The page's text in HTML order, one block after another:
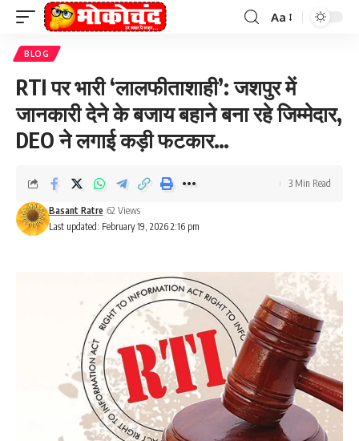
Font
Aa
BLOG
RTI पर भारी ‘लालफीताशाही’: जशपुर में
जानकारी देने के बजाय बहाने बना रहे जिम्मेदार,
DEO ने लगाई कड़ी फटकार…
Last updated: February 19, 2026 2:16 pm
Basant Ratre 62 Views
3 Min Read